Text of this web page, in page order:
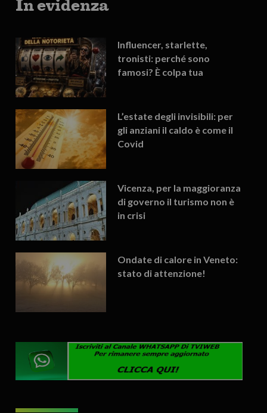
In evidenza
Influencer, starlette,
tronisti: perché sono
famosi? È colpa tua
L’estate degli invisibili: per
gli anziani il caldo è come il
Covid
Vicenza, per la maggioranza
di governo il turismo non è
in crisi
Ondate di calore in Veneto:
stato di attenzione!